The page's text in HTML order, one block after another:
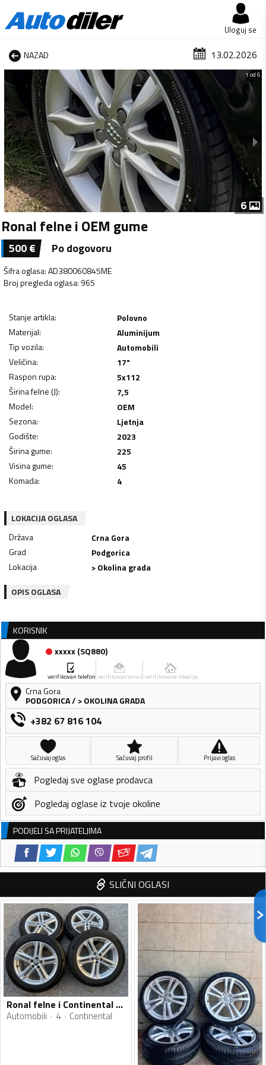
Uloguj se
NAZAD 13.02.2026
1 od 6
6
Ronal felne i OEM gume
500€ Po dogovoru
Šifra oglasa:AD380060845ME
Broj pregleda oglasa: 965
Stanje artikla:
Polovno
Materijal:
Aluminijum
Tip vozila:
Automobili
Veličina:
17"
Raspon rupa:
5x112
Širina felne (J):
7,5
Model:
OEM
Sezona:
Ljetnja
Godište:
2023
Širina gume:
225
Visina gume:
45
Komada: 4
LOKACIJA OGLASA
Država
Crna Gora
Grad
Podgorica
Lokacija
> Okolina grada
OPIS OGLASA
KORISNIK
xxxxx(SQ880)
verifikovan telefon verifikovan email verifikovana lokacija
Crna Gora
PODGORICA/ > OKOLINA GRADA
+382 67 816 104
Sačuvaj oglas Sačuvaj profil Prijavi oglas
Pogledaj sve oglase prodavca
Pogledaj oglase iz tvoje okoline
PODIJELI SA PRIJATELJIMA
SLIČNI OGLASI
Ronal felne i Continental gume
Automobili 4 Continental